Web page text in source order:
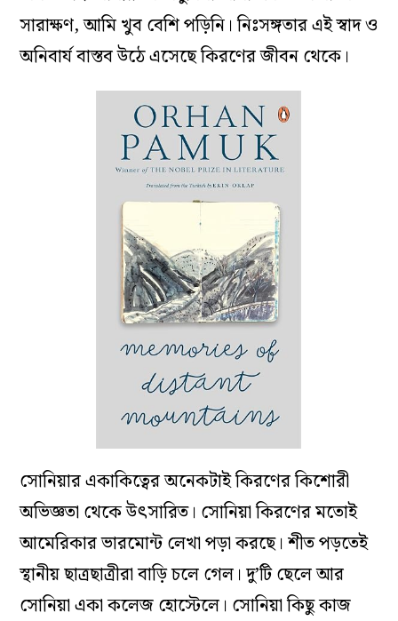
সারাক্ষণ, আমি খুব বেশি পড়িনি। নিঃসঙ্গতার এই স্বাদ ও
অনিবার্য বাস্তব উঠে এসেছে কিরণের জীবন থেকে।
সোনিয়ার একাকিত্বের অনেকটাই কিরণের কিশোরী
অভিজ্ঞতা থেকে উৎসারিত। সোনিয়া কিরণের মতোই
আমেরিকার ভারমোন্ট লেখা পড়া করছে। শীত পড়তেই
স্থানীয় ছাত্রছাত্রীরা বাড়ি চলে গেল। দু’টি ছেলে আর
সোনিয়া একা কলেজ হোস্টেলে। সোনিয়া কিছু কাজ